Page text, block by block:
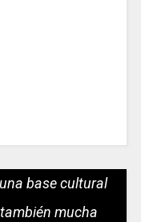
base cultural
mucha